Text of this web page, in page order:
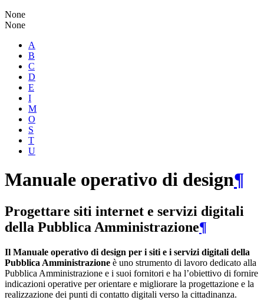
None
None
A
B
C
D
E
I
M
O
S
T
U
Manuale operativo di design¶
Progettare siti internet e servizi digitali
della Pubblica Amministrazione¶
Il Manuale operativo di design per i siti e i servizi digitali della
Pubblica Amministrazione è uno strumento di lavoro dedicato alla
Pubblica Amministrazione e i suoi fornitori e ha l’obiettivo di fornire
indicazioni operative per orientare e migliorare la progettazione e la
realizzazione dei punti di contatto digitali verso la cittadinanza.